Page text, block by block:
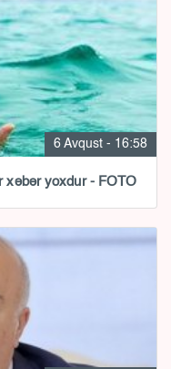
6 Avqust - 16:58
xəbər yoxdur - FOTO